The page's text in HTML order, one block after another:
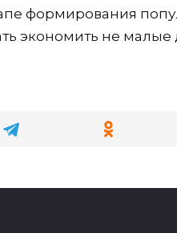
формирования
экономить не